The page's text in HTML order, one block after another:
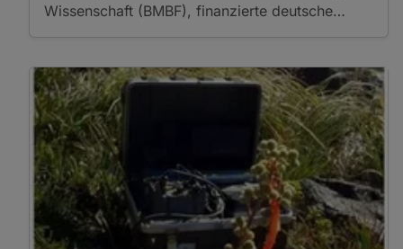
Wissenschaft (BMBF), finanzierte deutsche…